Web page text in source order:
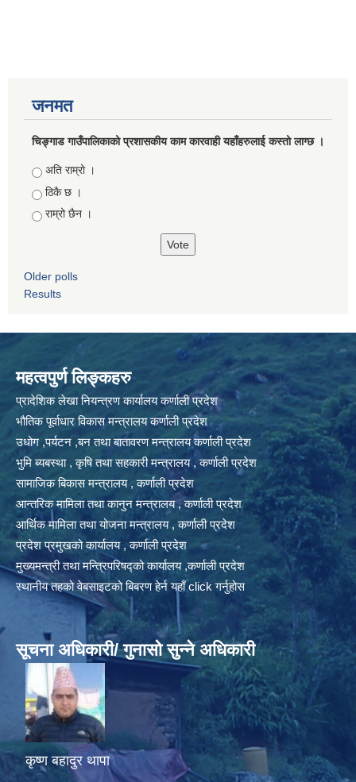
जनमत
चिङ्गाड गाउँपालिकाको प्रशासकीय काम कारवाही यहाँहरुलाई कस्तो लाग्छ ।
Choices
अति राम्रो ।
ठिकै छ ।
राम्रो छैन ।
Older polls
Results
महत्वपुर्ण लिङ्कहरु
प्रादेशिक लेखा नियन्त्रण कार्यालय कर्णाली प्रदेश
भौतिक पूर्वाधार विकास मन्त्रालय कर्णाली प्रदेश
उधोग ,पर्यटन ,बन तथा बातावरण मन्त्रालय कर्णाली प्रदेश
भुमि ब्यबस्था , कृषि तथा सहकारी मन्त्रालय , कर्णाली प्रदेश
सामाजिक बिकास मन्त्रालय , कर्णाली प्रदेश
आन्तरिक मामिला तथा कानुन मन्त्रालय , कर्णाली प्रदेश
आर्थिक मामिला तथा योजना मन्त्रालय , कर्णाली प्रदेश
प्रदेश प्रमुखको कार्यालय , कर्णाली प्रदेश
मुख्यमन्त्री तथा मन्त्रिपरिषद्को कार्यालय ,कर्णाली प्रदेश
स्थानीय तहको वेबसाइटको बिबरण हेर्न यहाँ click गर्नुहोस
सूचना अधिकारी/ गुनासो सुन्ने अधिकारी
कृष्ण बहादुर थापा